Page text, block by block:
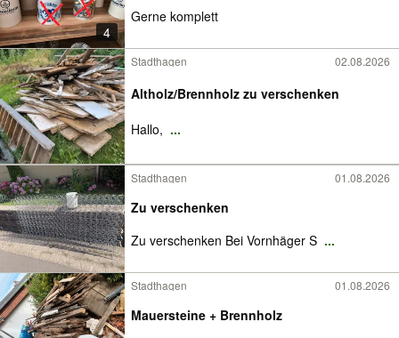
4
Gerne komplett
Stadthagen 02.08.2026
Altholz/Brennholz zu verschenken
Hallo, ...
Stadthagen 01.08.2026
Zu verschenken
Zu verschenken Bei Vornhäger S ...
Stadthagen 01.08.2026
Mauersteine + Brennholz